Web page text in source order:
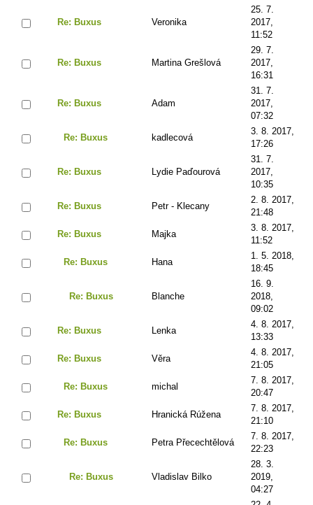
Re: Buxus Veronika
25. 7.
2017,
11:52
Re: Buxus Martina Grešlová
29. 7.
2017,
16:31
Re: Buxus Adam
31. 7.
2017,
07:32
Re: Buxus kadlecová
3. 8. 2017,
17:26
Re: Buxus Lydie Paďourová
31. 7.
2017,
10:35
Re: Buxus Petr - Klecany
2. 8. 2017,
21:48
Re: Buxus Majka
3. 8. 2017,
11:52
Re: Buxus Hana
1. 5. 2018,
18:45
Re: Buxus Blanche
16. 9.
2018,
09:02
Re: Buxus Lenka
4. 8. 2017,
13:33
Re: Buxus Věra
4. 8. 2017,
21:05
Re: Buxus michal
7. 8. 2017,
20:47
Re: Buxus Hranická Rúžena
7. 8. 2017,
21:10
Re: Buxus Petra Přecechtělová
7. 8. 2017,
22:23
Re: Buxus Vladislav Bilko
28. 3.
2019,
04:27